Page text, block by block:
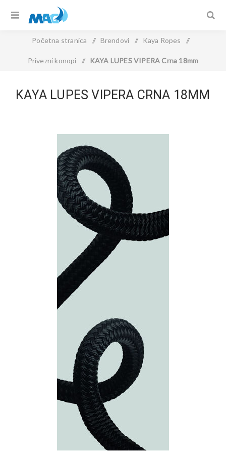
Početna stranica / Brendovi / Kaya Ropes /
Privezni konopi / KAYA LUPES VIPERA Crna 18mm
KAYA LUPES VIPERA CRNA 18MM